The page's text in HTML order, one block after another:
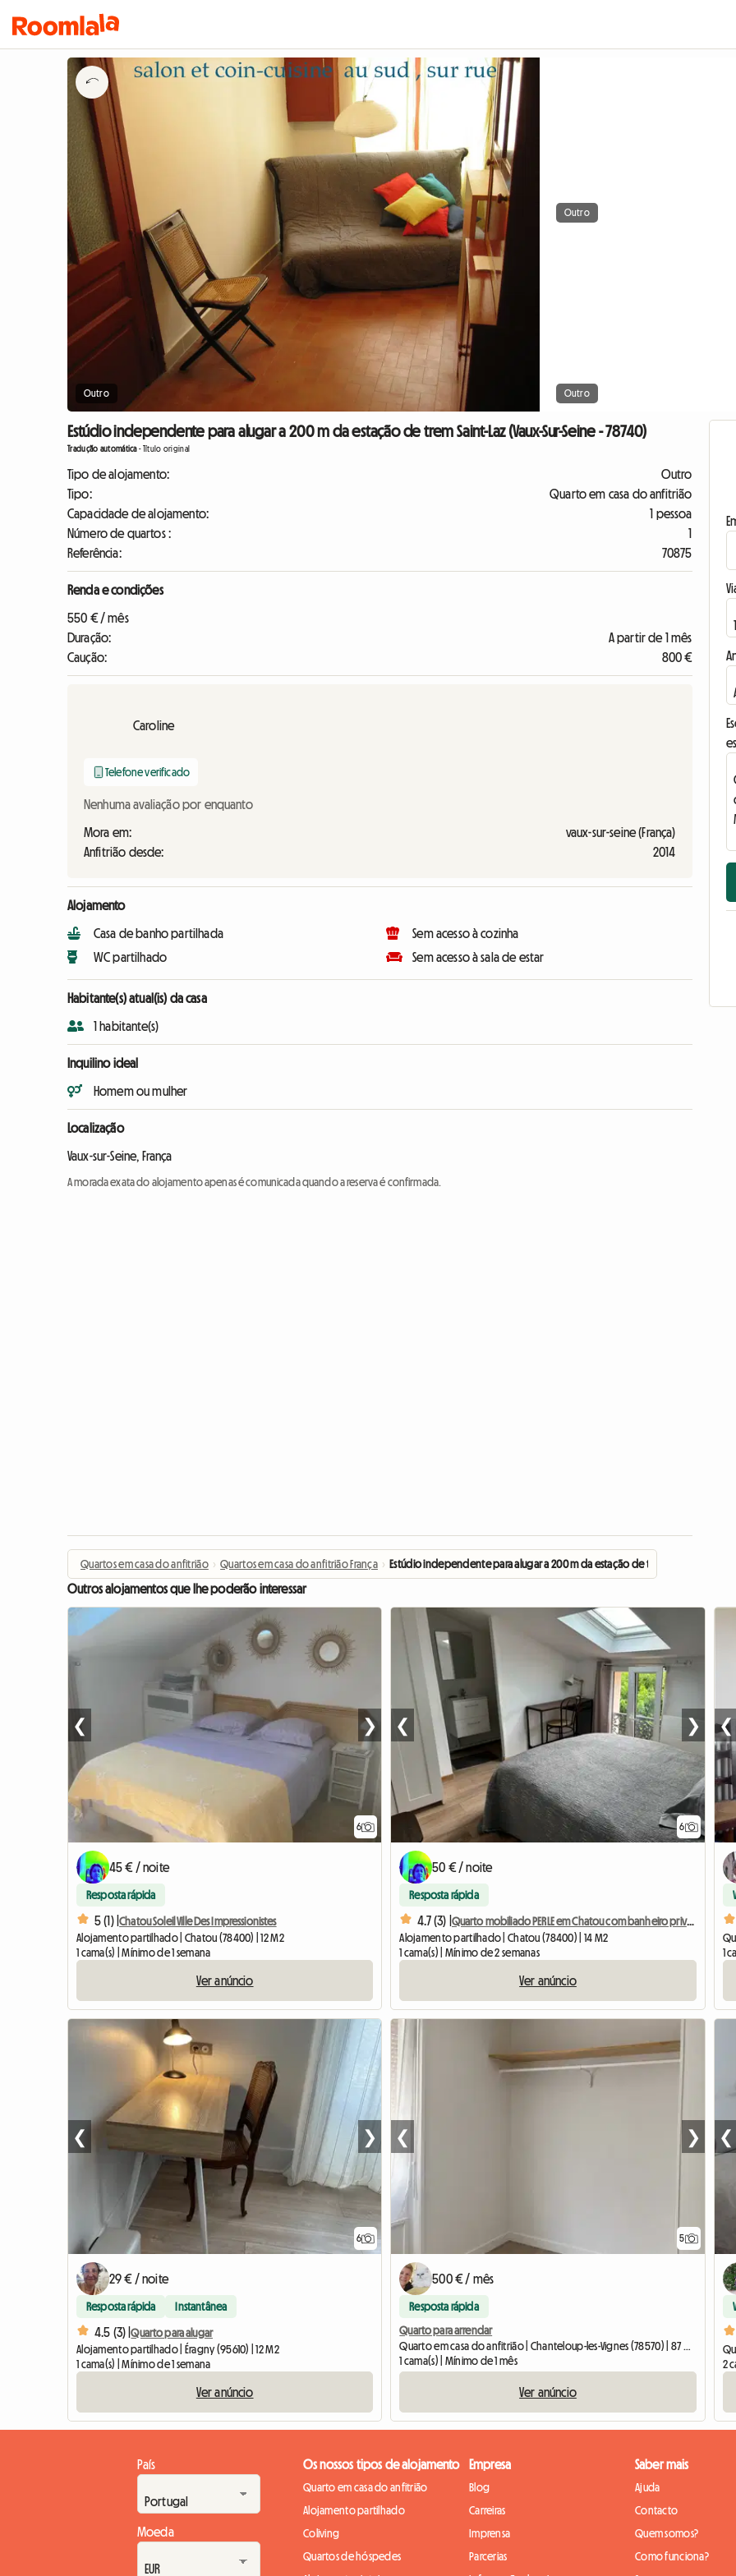
Outro
Outro
Outro
Estúdio independente para alugar a 200 m da estação de trem Saint-Laz (Vaux-Sur-Seine - 78740)
Tradução automática-Título original
Tipo de alojamento:
Outro
Tipo:
Quarto em casa do anfitrião
Capacidade de alojamento:
1 pessoa
Número de quartos :
1
Referência:
70875
Renda e condições
550 € / mês
Duração:
A partir de 1 mês
Caução:
800 €
Caroline
Telefone verificado
Nenhuma avaliação por enquanto
Mora em:
vaux-sur-seine (França)
Anfitrião desde:
2014
Alojamento
Casa de banho partilhada
WC partilhado
Sem acesso à cozinha
Sem acesso à sala de estar
Habitante(s) atual(is) da casa
1 habitante(s)
Inquilino ideal
Homem ou mulher
Localização
Vaux-sur-Seine, França
A morada exata do alojamento apenas é comunicada quando a reserva é confirmada.
Quartos em casa do anfitrião › Quartos em casa do anfitrião França › Estúdio independente para alugar a 200 m da estação de trem Saint-Laz
Outros alojamentos que lhe poderão interessar
6
❮ ❯
45 € / noite
Resposta rápida
5 (1) |Chatou Soleil Ville Des Impressionistes
Alojamento partilhado | Chatou (78400) | 12 M2
1 cama(s) | Mínimo de 1 semana
Ver anúncio
6
❮ ❯
50 € / noite
Resposta rápida
4.7 (3) |
Quarto mobiliado PERLE em Chatou com banheiro privativo
Alojamento partilhado | Chatou (78400) | 14 M2
1 cama(s) | Mínimo de 2 semanas
Ver anúncio
❮
1
6
❮ ❯
29 € / noite
Resposta rápida Instantânea
4.5 (3) |Quarto para alugar
Alojamento partilhado | Éragny (95610) | 12 M2
1 cama(s) | Mínimo de 1 semana
Ver anúncio
5
❮ ❯
500 € / mês
Resposta rápida
Quarto para arrendar
Quarto em casa do anfitrião | Chanteloup-les-Vignes (78570) | 87 M2
1 cama(s) | Mínimo de 1 mês
Ver anúncio
❮
2
País
Moeda
Os nossos tipos de alojamento
Quarto em casa do anfitrião
Alojamento partilhado
Coliving
Quartos de hóspedes
Empresa
Blog
Carreiras
Imprensa
Parcerias
Saber mais
Ajuda
Contacto
Quem somos?
Como funciona?